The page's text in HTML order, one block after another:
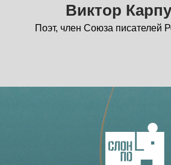
Виктор
Поэт, член Союза писателей